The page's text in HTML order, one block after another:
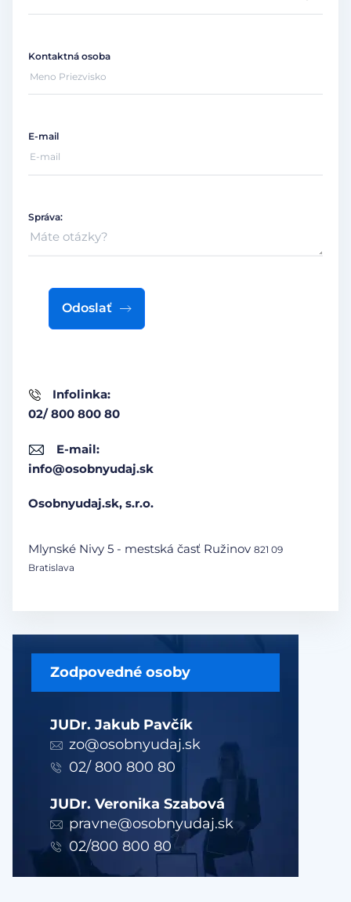
Zodpovedné osoby
JUDr. Jakub Pavčík
zo@osobnyudaj.sk
02/ 800 800 80
JUDr. Veronika Szabová
pravne@osobnyudaj.sk
02/800 800 80
Infolinka:
02/ 800 800 80
E-mail:
info@osobnyudaj.sk
Osobnyudaj.sk, s.r.o.
Mlynské Nivy 5 - mestská časť Ružinov 821 09
Bratislava
Kontaktná osoba
E-mail
Správa:
Odoslať